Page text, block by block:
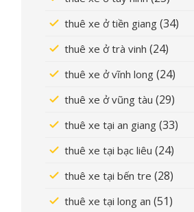
thuê xe ở tiền giang (34)
thuê xe ở trà vinh (24)
thuê xe ở vĩnh long (24)
thuê xe ở vũng tàu (29)
thuê xe tại an giang (33)
thuê xe tại bạc liêu (24)
thuê xe tại bến tre (28)
thuê xe tại long an (51)